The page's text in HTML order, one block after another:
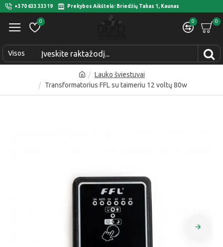
+370 633 33319 Prekybos Aikštelė: Briedžių Takas 1, Kaunas
0 0 0
Visos
Lauko šviestuvai
Transformatorius FFL su taimeriu 12 voltų 80w